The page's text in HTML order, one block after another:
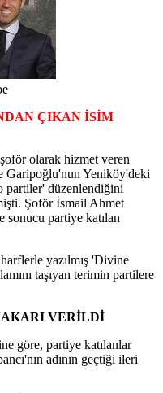
ÇIKAN İSİM
olarak hizmet veren
Garipoğlu'nun Yeniköy'deki
partiler' düzenlendiğini
Şoför İsmail Ahmet
sonucu partiye katılan
yazılmış 'Divine
taşıyan terimin partilere
VERİLDİ
göre, partiye katılanlar
adının geçtiği ileri